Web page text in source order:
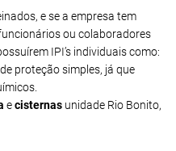
e se a empresa tem
funcionários ou colaboradores
IPI’s individuais como:
proteção simples, já que
ecisternas unidade Rio Bonito,